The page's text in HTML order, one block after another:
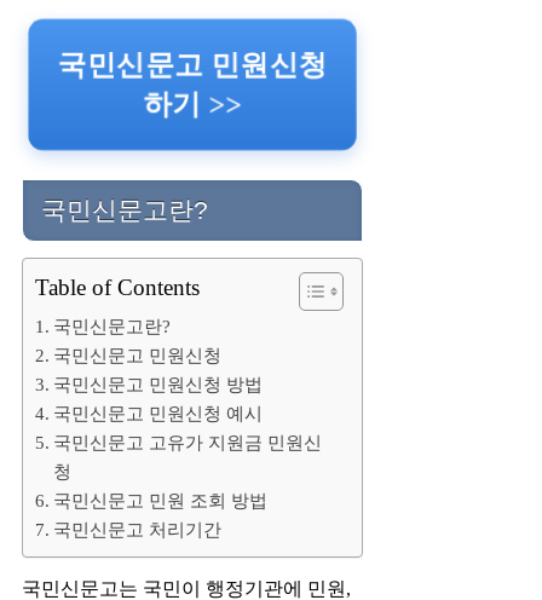
국민신문고 민원신청
하기 >>
국민신문고란?
Table of Contents
국민신문고란?
국민신문고 민원신청
국민신문고 민원신청 방법
국민신문고 민원신청 예시
국민신문고 고유가 지원금 민원신
청
국민신문고 민원 조회 방법
국민신문고 처리기간
국민신문고는 국민이 행정기관에 민원,